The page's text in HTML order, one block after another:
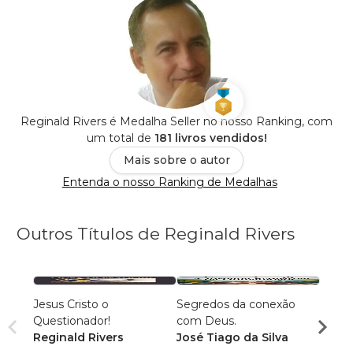
Reginald Rivers é Medalha Seller no nosso Ranking, com
um total de 181 livros vendidos!
Mais sobre o autor
Entenda o nosso Ranking de Medalhas
Outros Títulos de Reginald Rivers
Jesus Cristo o
Questionador!
Reginald Rivers
Segredos da conexão
com Deus.
José Tiago da Silva
José
R$